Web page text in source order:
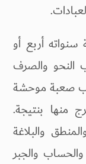
سنواته أربع أو
النحو والصرف
كتب صعبة موحشة
منها بنتيجة.
والبلاغة
والحساب والجبر